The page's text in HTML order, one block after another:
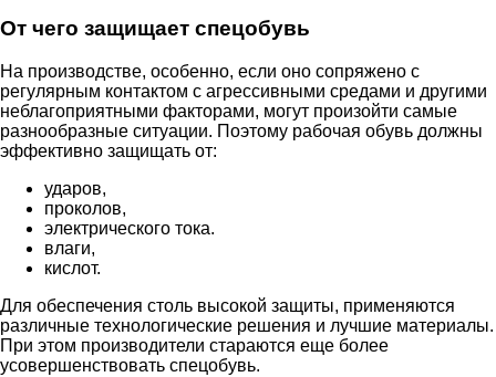
От чего защищает спецобувь
На производстве, особенно, если оно сопряжено с
регулярным контактом с агрессивными средами и другими
неблагоприятными факторами, могут произойти самые
разнообразные ситуации. Поэтому рабочая обувь должны
эффективно защищать от:
ударов,
проколов,
электрического тока.
влаги,
кислот.
Для обеспечения столь высокой защиты, применяются
различные технологические решения и лучшие материалы.
При этом производители стараются еще более
усовершенствовать спецобувь.